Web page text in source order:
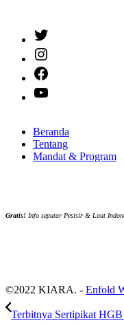
Beranda
Tentang
Mandat & Program
Gratis! Info seputar Pesisir & Laut
©2022 KIARA. - Enfold
Terbitnya Sertipikat